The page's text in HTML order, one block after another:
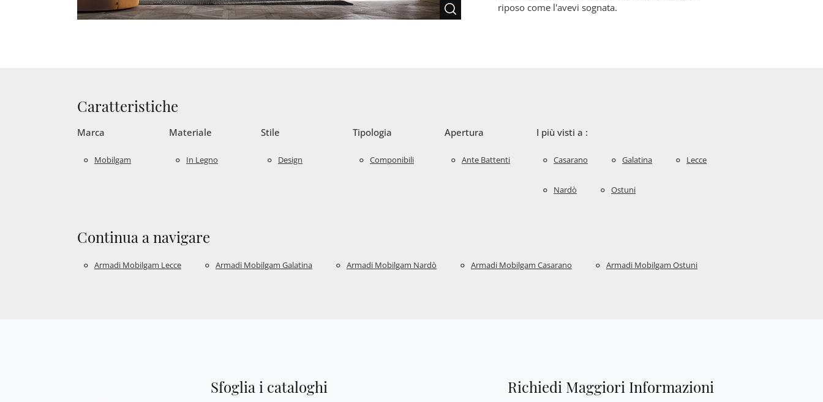
riposo come l'avevi sognata.
Caratteristiche
Marca
Mobilgam
Materiale
In Legno
Stile
Design
Tipologia
Componibili
Apertura
Ante Battenti
I più visti a :
Casarano Galatina Lecce
Nardò Ostuni
Continua a navigare
Armadi Mobilgam Lecce Armadi Mobilgam Galatina Armadi Mobilgam Nardò Armadi Mobilgam Casarano Armadi Mobilgam Ostuni
Sfoglia i cataloghi Richiedi Maggiori Informazioni